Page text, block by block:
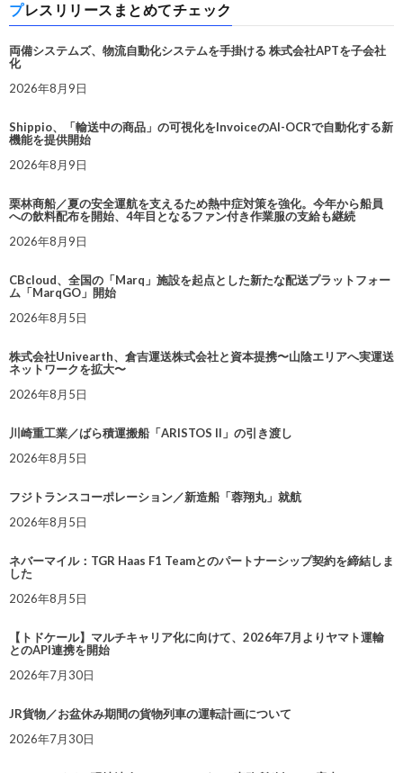
プレスリリースまとめてチェック
両備システムズ、物流自動化システムを手掛ける 株式会社APTを子会社
化
2026年8月9日
Shippio、「輸送中の商品」の可視化をInvoiceのAI-OCRで自動化する新
機能を提供開始
2026年8月9日
栗林商船／夏の安全運航を支えるため熱中症対策を強化。今年から船員
への飲料配布を開始、4年目となるファン付き作業服の支給も継続
2026年8月9日
CBcloud、全国の「Marq」施設を起点とした新たな配送プラットフォー
ム「MarqGO」開始
2026年8月5日
株式会社Univearth、倉吉運送株式会社と資本提携〜山陰エリアへ実運送
ネットワークを拡大〜
2026年8月5日
川崎重工業／ばら積運搬船「ARISTOS II」の引き渡し
2026年8月5日
フジトランスコーポレーション／新造船「蓉翔丸」就航
2026年8月5日
ネバーマイル：TGR Haas F1 Teamとのパートナーシップ契約を締結しま
した
2026年8月5日
【トドケール】マルチキャリア化に向けて、2026年7月よりヤマト運輸
とのAPI連携を開始
2026年7月30日
JR貨物／お盆休み期間の貨物列車の運転計画について
2026年7月30日